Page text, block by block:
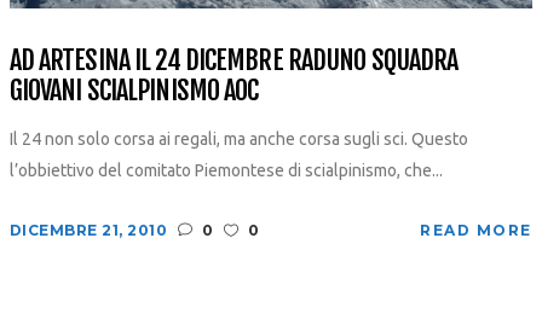
AD ARTESINA IL 24 DICEMBRE RADUNO SQUADRA
GIOVANI SCIALPINISMO AOC
Il 24 non solo corsa ai regali, ma anche corsa sugli sci. Questo
l’obbiettivo del comitato Piemontese di scialpinismo, che...
DICEMBRE 21, 2010 0 0 READ MORE